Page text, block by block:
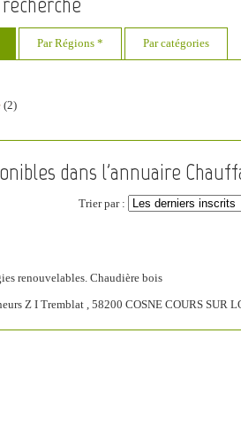
Par Régions * Par catégories
(2)
dans l'annuaire
Trier par :
renouvelables. Chaudière bois
Z I Tremblat , 58200 COSNE COURS SUR